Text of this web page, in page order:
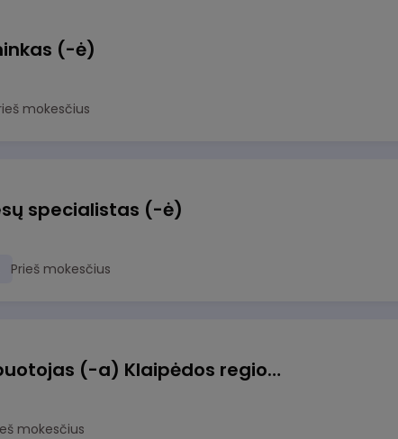
(-ė)
mokesčius
specialistas (-ė)
Prieš mokesčius
Pagalbinis darbuotojas (-a) Klaipėdos regioninėje kepykloje (indų plovime)
mokesčius